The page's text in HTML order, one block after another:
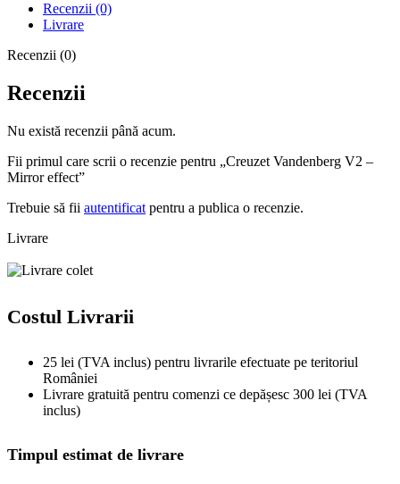
Recenzii (0)
Livrare
Recenzii (0)
Recenzii
Nu există recenzii până acum.
Fii primul care scrii o recenzie pentru „Creuzet Vandenberg V2 –
Mirror effect”
Trebuie să fii autentificat pentru a publica o recenzie.
Livrare
Costul Livrarii
25 lei (TVA inclus) pentru livrarile efectuate pe teritoriul
României
Livrare gratuită pentru comenzi ce depășesc 300 lei (TVA
inclus)
Timpul estimat de livrare